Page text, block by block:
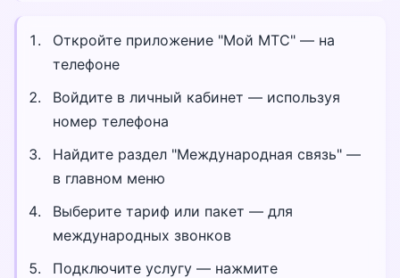
Откройте приложение "Мой МТС" — на
телефоне
Войдите в личный кабинет — используя
номер телефона
Найдите раздел "Международная связь" —
в главном меню
Выберите тариф или пакет — для
международных звонков
Подключите услугу — нажмите